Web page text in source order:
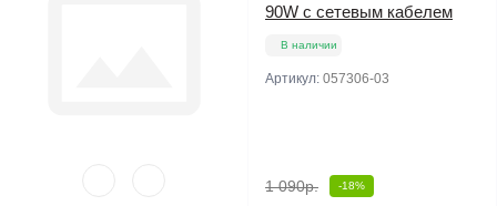
90W с сетевым кабелем
В наличии
Артикул: 057306-03
1 090р. -18%